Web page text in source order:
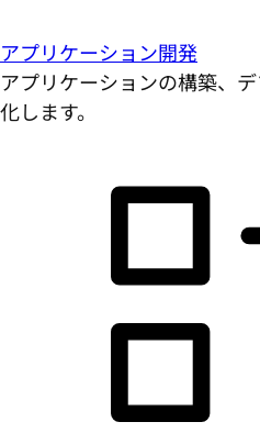
アプリケーション開発
アプリケーションの構築、
化します。